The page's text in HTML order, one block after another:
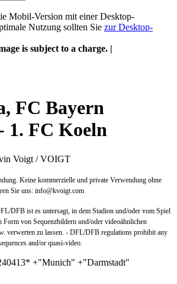
Mobil-Version mit einer Desktop-
Nutzung sollten Sie zur Desktop-
is subject to a charge. |
FC Bayern
1. FC Koeln
Voigt / VOIGT
Keine kommerzielle und private Verwendung ohne
Sie uns: info@kvoigt.com
DFB ist es untersagt, in dem Stadion und/oder vom Spiel
Form von Sequenzbildern und/oder videoähnlichen
verwerten zu lassen. - DFL/DFB regulations prohibit any
and/or quasi-video.
+"Munich" +"Darmstadt"